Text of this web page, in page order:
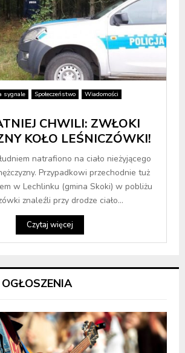
sygnale Społeczeństwo
Wiadomości
CHWILI: ZWŁOKI
KOŁO LEŚNICZÓWKI!
natrafiono na ciało nieżyjącego
Przypadkowi przechodnie tuż
w Lechlinku (gmina Skoki) w pobliżu
znaleźli przy drodze ciało...
Czytaj więcej